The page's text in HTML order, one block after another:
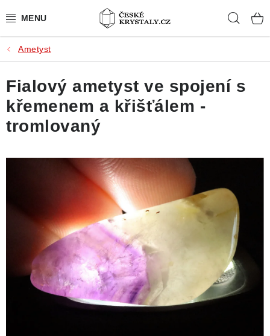
na
PŘÍRODNÍ KAMENY
BROUŠENÉ KAMENY
MISTROVSKÉ KRYSTALY
KONTAKT
Obchodní podmínky
Podmínky ochrany osobních údajů
Poučení o právu na odstoupení od smlouvy
Výkup minerálů a drahých kamenů
Ametyst
Fialový ametyst ve spojení s
křemenem a křišťálem -
tromlovaný